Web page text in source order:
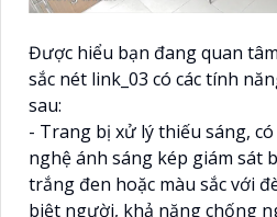
Được hiểu bạn đang quan
sắc nét link_03 có các tính
sau:
- Trang bị xử lý thiếu sáng,
nghệ ánh sáng kép giám sát
trắng đen hoặc màu sắc với
biệt người, khả năng chống